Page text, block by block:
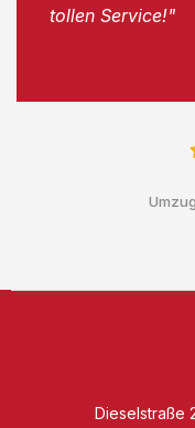
tollen Service!"
Dieselstraße